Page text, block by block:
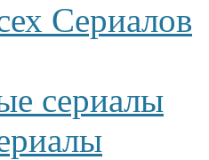
Сериалов
сериалы